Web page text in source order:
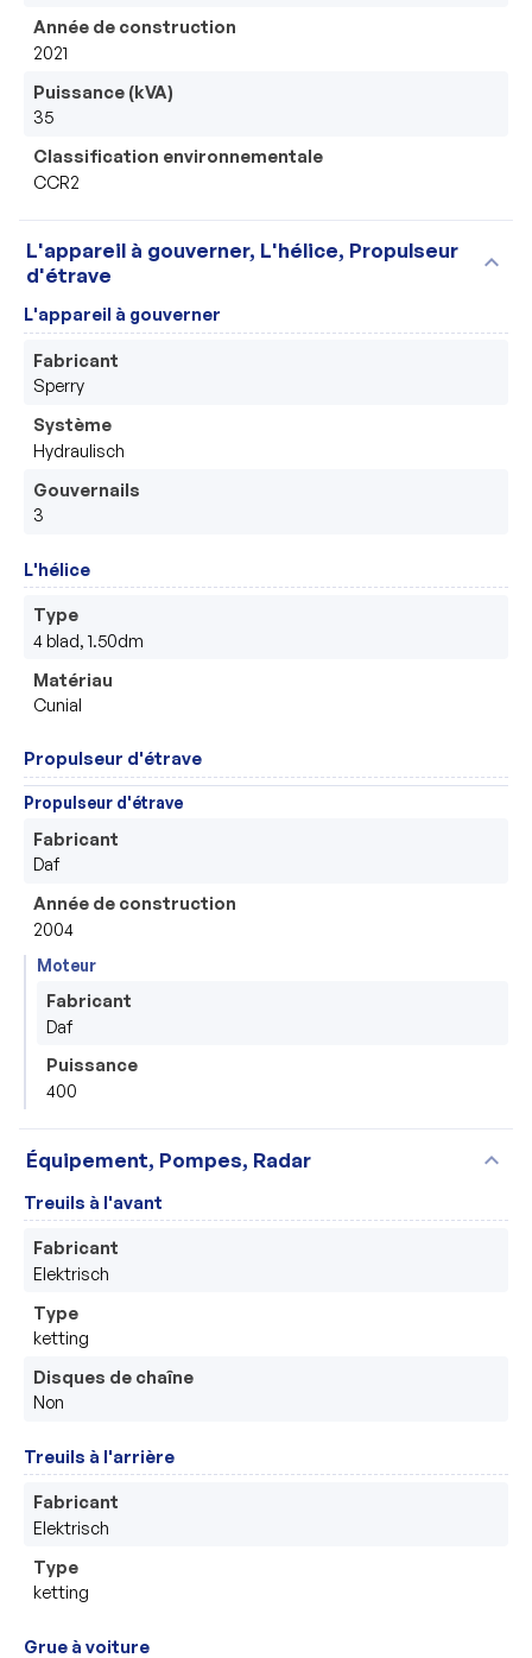
Année de construction
2021
Puissance (kVA)
35
Classification environnementale
CCR2
L'appareil à gouverner, L'hélice, Propulseur
d'étrave
expand_more
L'appareil à gouverner
Fabricant
Sperry
Système
Hydraulisch
Gouvernails
3
L'hélice
Type
4 blad, 1.50dm
Matériau
Cunial
Propulseur d'étrave
Propulseur d'étrave
Fabricant
Daf
Année de construction
2004
Moteur
Fabricant
Daf
Puissance
400
Équipement, Pompes, Radar expand_more
Treuils à l'avant
Fabricant
Elektrisch
Type
ketting
Disques de chaîne
Non
Treuils à l'arrière
Fabricant
Elektrisch
Type
ketting
Grue à voiture